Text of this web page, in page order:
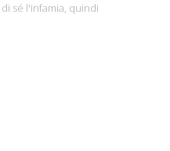
sé l'infamia, quindi